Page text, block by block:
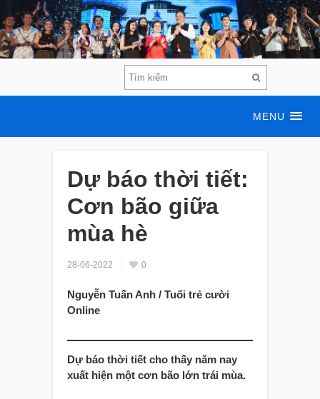
MENU
Dự báo thời tiết:
Cơn bão giữa
mùa hè
28-06-2022 0
Nguyễn Tuấn Anh / Tuổi trẻ cười
Online
Dự báo thời tiết cho thấy năm nay
xuất hiện một cơn bão lớn trái mùa.